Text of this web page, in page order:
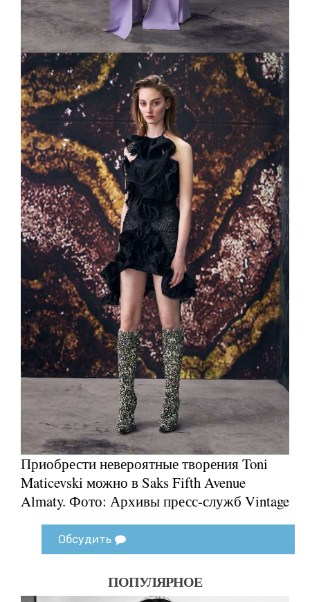
Приобрести невероятные творения Toni
Maticevski можно в Saks Fifth Avenue
Almaty. Фото: Архивы пресс-служб Vintage
Обсудить
ПОПУЛЯРНОЕ